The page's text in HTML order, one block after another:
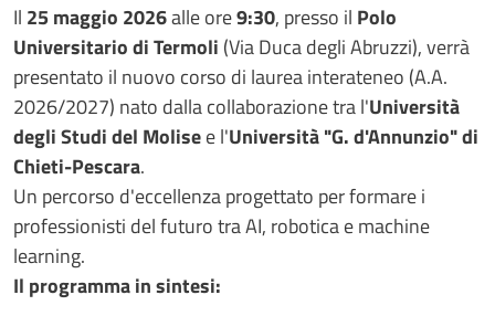
Il 25 maggio 2026alle ore9:30, presso il Polo
Universitario di Termoli (Via Duca degli Abruzzi), verrà
presentato il nuovo corso di laurea interateneo (A.A.
2026/2027) nato dalla collaborazione tra l'Università
degli Studi del Molisee l'Università "G. d'Annunzio" di
Chieti-Pescara.
Un percorso d'eccellenza progettato per formare i
professionisti del futuro tra AI, robotica e machine
learning.
Il programma in sintesi: